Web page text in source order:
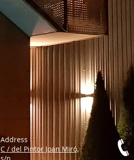
Address​
C / del Pintor Joan Miró,